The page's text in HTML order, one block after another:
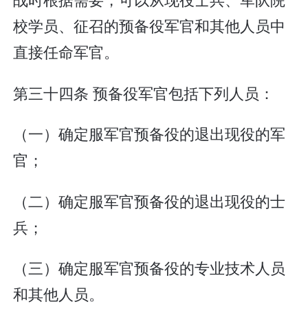
校学员、征召的预备役军官和其他人员中
直接任命军官。
第三十四条 预备役军官包括下列人员：
（一）确定服军官预备役的退出现役的军
官；
（二）确定服军官预备役的退出现役的士
兵；
（三）确定服军官预备役的专业技术人员
和其他人员。